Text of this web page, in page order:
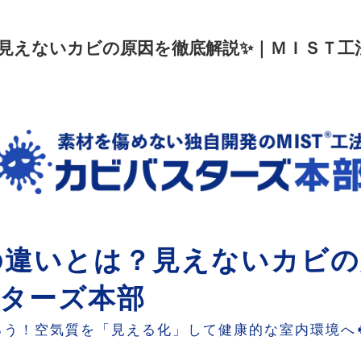
えないカビの原因を徹底解説✨｜ＭＩＳＴ
いとは？見えないカビ
ーズ本部
！空気質を「見える化」して健康的な室内環境へ